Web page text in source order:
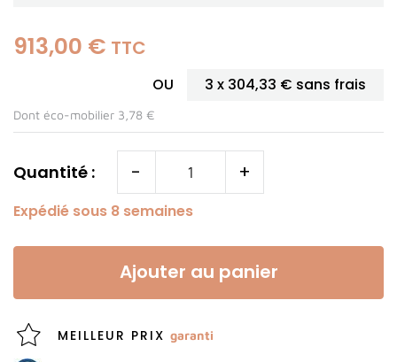
913,00 € TTC
OU 3 x 304,33 € sans frais
Dont éco-mobilier 3,78 €
Quantité : - +
Expédié sous 8 semaines
Ajouter au panier
MEILLEUR PRIX garanti